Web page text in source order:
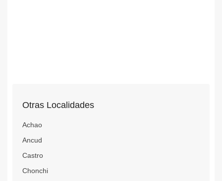
Otras Localidades
Achao
Ancud
Castro
Chonchi